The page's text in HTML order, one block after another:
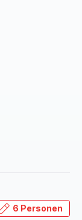
6 Personen